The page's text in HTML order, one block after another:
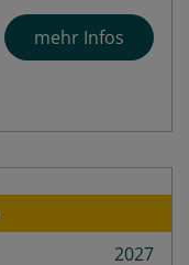
mehr Infos
2027